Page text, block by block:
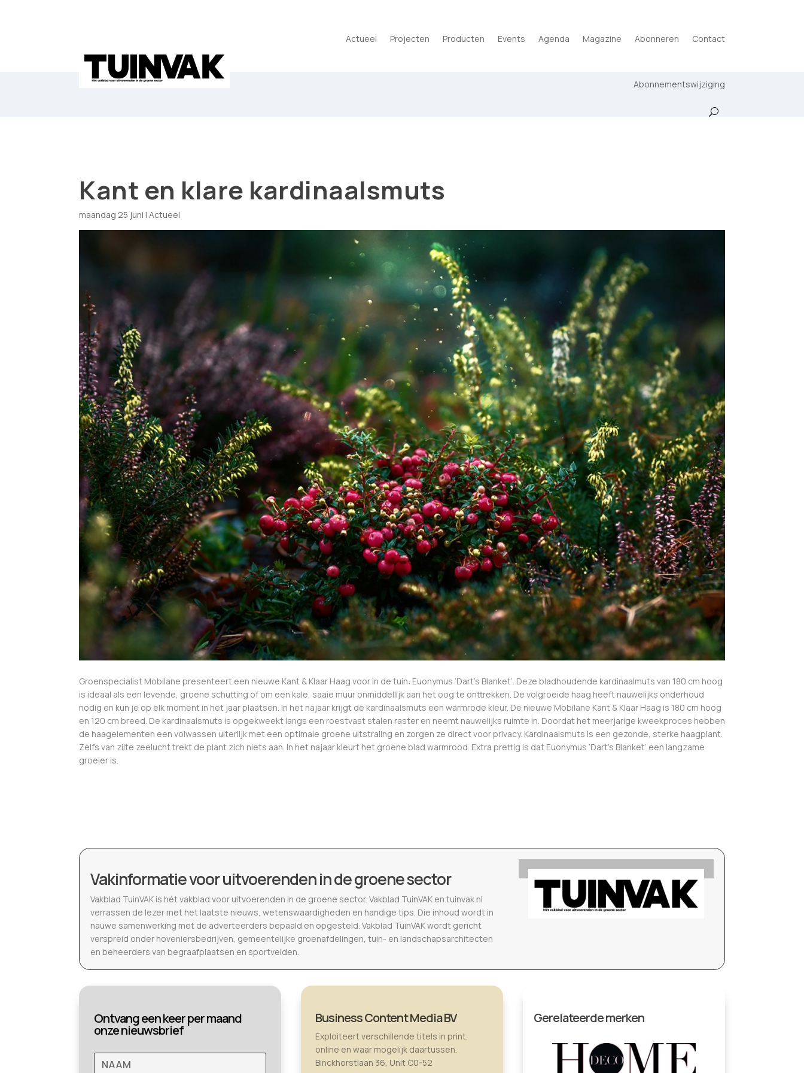
Actueel Projecten Producten Events Agenda Magazine Abonneren Contact
Abonnementswijziging
Kant en klare kardinaalsmuts
maandag 25 juni | Actueel
Groenspecialist Mobilane presenteert een nieuwe Kant & Klaar Haag voor in de tuin: Euonymus ‘Dart’s Blanket’. Deze bladhoudende kardinaalmuts van 180 cm hoog
is ideaal als een levende, groene schutting of om een kale, saaie muur onmiddellijk aan het oog te onttrekken. De volgroeide haag heeft nauwelijks onderhoud
nodig en kun je op elk moment in het jaar plaatsen. In het najaar krijgt de kardinaalsmuts een warmrode kleur. De nieuwe Mobilane Kant & Klaar Haag is 180 cm hoog
en 120 cm breed. De kardinaalsmuts is opgekweekt langs een roestvast stalen raster en neemt nauwelijks ruimte in. Doordat het meerjarige kweekproces hebben
de haagelementen een volwassen uiterlijk met een optimale groene uitstraling en zorgen ze direct voor privacy. Kardinaalsmuts is een gezonde, sterke haagplant.
Zelfs van zilte zeelucht trekt de plant zich niets aan. In het najaar kleurt het groene blad warmrood. Extra prettig is dat Euonymus ‘Dart’s Blanket’ een langzame
groeier is.
Vakinformatie voor uitvoerenden in de groene sector
Vakblad TuinVAK is hét vakblad voor uitvoerenden in de groene sector. Vakblad TuinVAK en tuinvak.nl
verrassen de lezer met het laatste nieuws, wetenswaardigheden en handige tips. Die inhoud wordt in
nauwe samenwerking met de adverteerders bepaald en opgesteld. Vakblad TuinVAK wordt gericht
verspreid onder hoveniersbedrijven, gemeentelijke groenafdelingen, tuin- en landschapsarchitecten
en beheerders van begraafplaatsen en sportvelden.
Ontvang een keer per maand
onze nieuwsbrief
Business Content Media BV
Exploiteert verschillende titels in print,
online en waar mogelijk daartussen.
Binckhorstlaan 36, Unit C0-52
Gerelateerde merken